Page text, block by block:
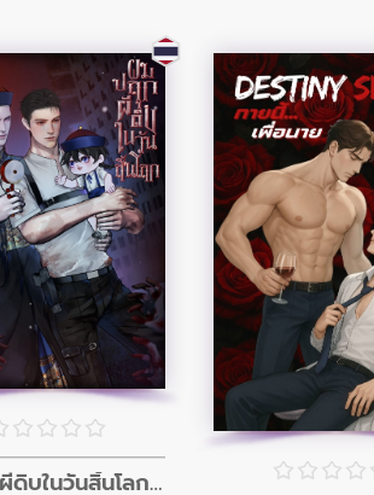
ผมปลุกผีดิบในวันสิ้นโลก (อินิกม่าxอัลฟ่า)